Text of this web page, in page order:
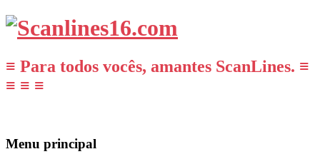
≡ Para todos vocês, amantes ScanLines. ≡
≡ ≡ ≡
Menu principal